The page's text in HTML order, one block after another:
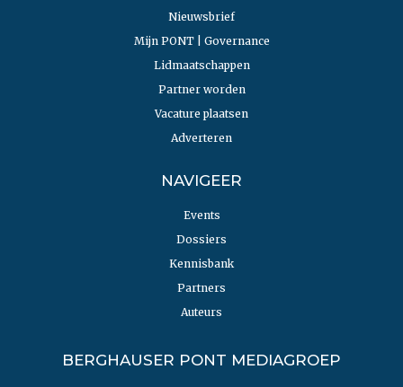
Nieuwsbrief
Mijn PONT | Governance
Lidmaatschappen
Partner worden
Vacature plaatsen
Adverteren
NAVIGEER
Events
Dossiers
Kennisbank
Partners
Auteurs
BERGHAUSER PONT MEDIAGROEP